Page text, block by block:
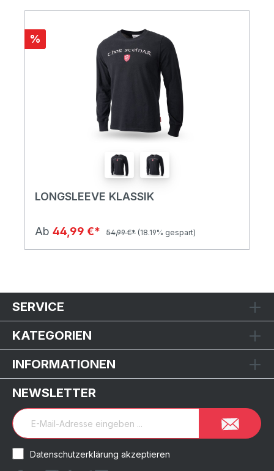
%
LONGSLEEVE KLASSIK
Ab 44,99 €* 54,99 €* (18.19% gespart)
SERVICE
KATEGORIEN
INFORMATIONEN
NEWSLETTER
Datenschutzerklärung akzeptieren